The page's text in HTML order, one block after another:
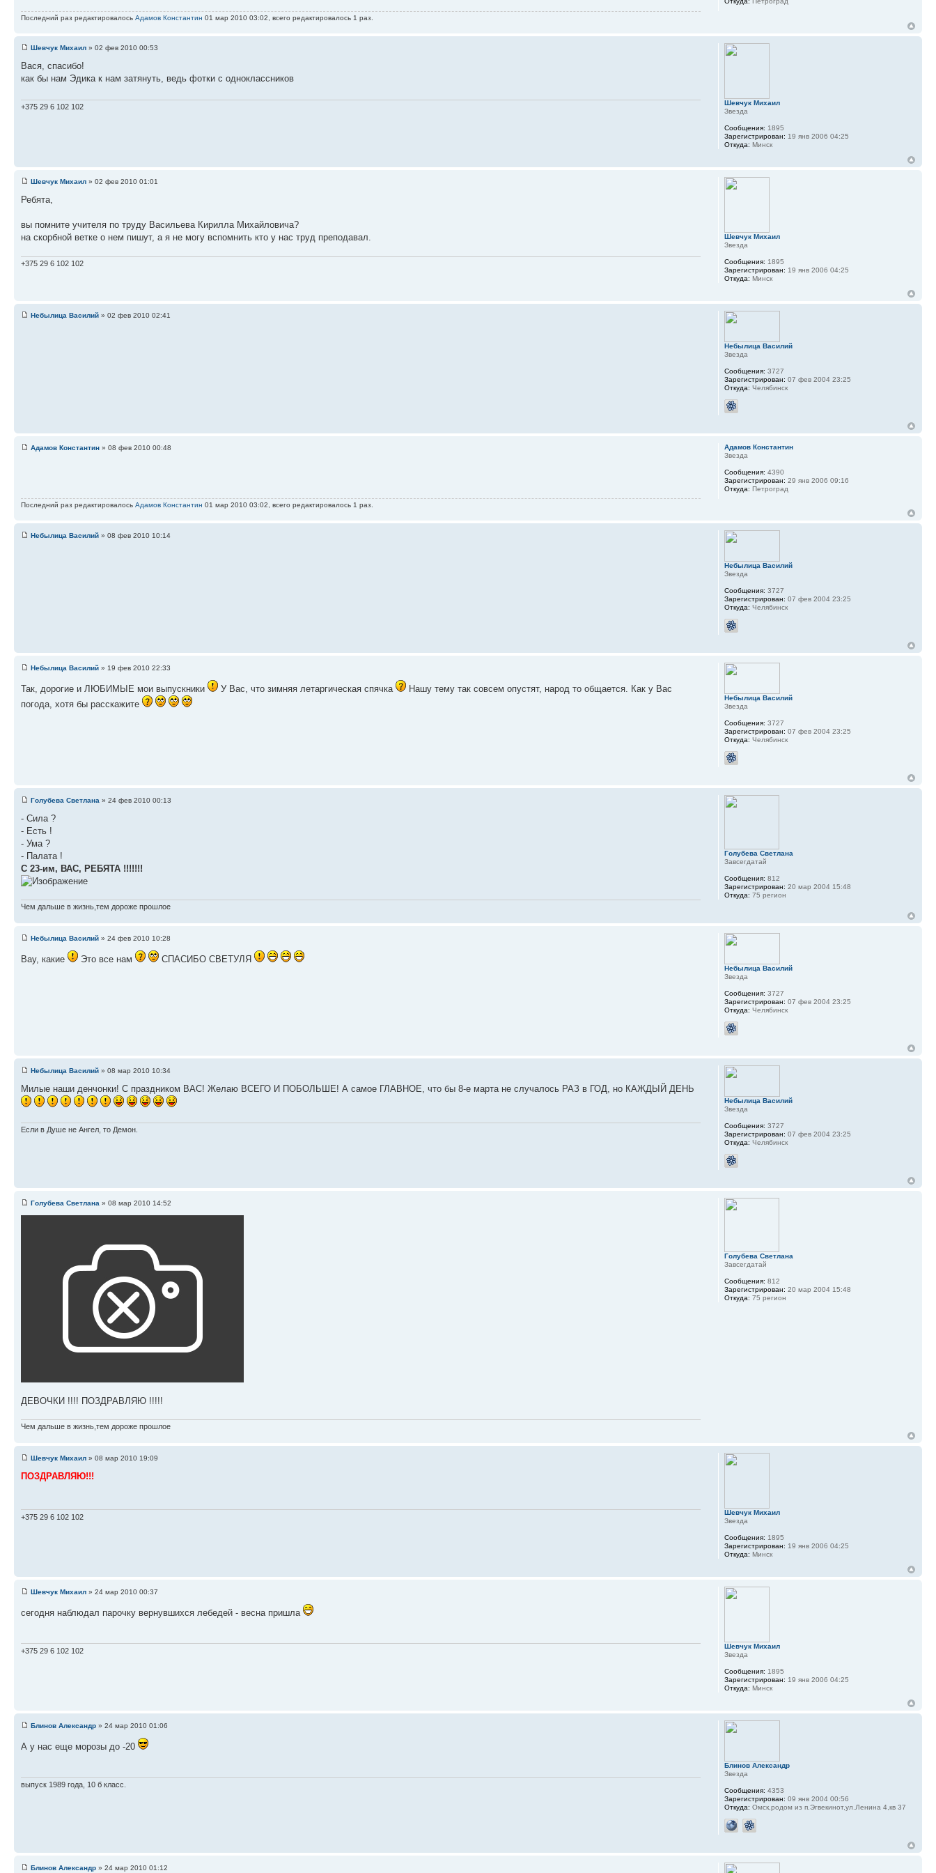
Последний раз редактировалось Адамов Константин 01 мар 2010 03:02, всего редактировалось 1 раз.
Шевчук Михаил » 02 фев 2010 00:53
Вася, спасибо!
как бы нам Эдика к нам затянуть, ведь фотки с одноклассников
+375 29 6 102 102
Шевчук Михаил
Звезда
Сообщения: 1895
Зарегистрирован: 19 янв 2006 04:25
Откуда: Минск
Шевчук Михаил » 02 фев 2010 01:01
Ребята,
вы помните учителя по труду Васильева Кирилла Михайловича?
на скорбной ветке о нем пишут, а я не могу вспомнить кто у нас труд преподавал.
+375 29 6 102 102
Шевчук Михаил
Звезда
Сообщения: 1895
Зарегистрирован: 19 янв 2006 04:25
Откуда: Минск
Небылица Василий » 02 фев 2010 02:41
Небылица Василий
Звезда
Сообщения: 3727
Зарегистрирован: 07 фев 2004 23:25
Откуда: Челябинск
Адамов Константин » 08 фев 2010 00:48
Последний раз редактировалось Адамов Константин 01 мар 2010 03:02, всего редактировалось 1 раз.
Адамов Константин
Звезда
Сообщения: 4390
Зарегистрирован: 29 янв 2006 09:16
Откуда: Петроград
Небылица Василий » 08 фев 2010 10:14
Небылица Василий
Звезда
Сообщения: 3727
Зарегистрирован: 07 фев 2004 23:25
Откуда: Челябинск
Небылица Василий » 19 фев 2010 22:33
Так, дорогие и ЛЮБИМЫЕ мои выпускники У Вас, что зимняя летаргическая спячка
Нашу тему так совсем опустят, народ то общается. Как у Вас
погода, хотя бы расскажите
Небылица Василий
Звезда
Сообщения: 3727
Зарегистрирован: 07 фев 2004 23:25
Откуда: Челябинск
Голубева Светлана » 24 фев 2010 00:13
- Сила ?
- Есть !
- Ума ?
- Палата !
С 23-им, ВАС, РЕБЯТА !!!!!!!
Чем дальше в жизнь,тем дороже прошлое
Голубева Светлана
Завсегдатай
Сообщения: 812
Зарегистрирован: 20 мар 2004 15:48
Откуда: 75 регион
Небылица Василий » 24 фев 2010 10:28
Вау, какие Это все нам СПАСИБО СВЕТУЛЯ
Небылица Василий
Звезда
Сообщения: 3727
Зарегистрирован: 07 фев 2004 23:25
Откуда: Челябинск
Небылица Василий » 08 мар 2010 10:34
Милые наши денчонки! С праздником ВАС! Желаю ВСЕГО И ПОБОЛЬШЕ! А самое ГЛАВНОЕ, что бы 8-е марта не случалось РАЗ в ГОД, но КАЖДЫЙ ДЕНЬ
Если в Душе не Ангел, то Демон.
Небылица Василий
Звезда
Сообщения: 3727
Зарегистрирован: 07 фев 2004 23:25
Откуда: Челябинск
Голубева Светлана » 08 мар 2010 14:52
ДЕВОЧКИ !!!! ПОЗДРАВЛЯЮ !!!!!
Чем дальше в жизнь,тем дороже прошлое
Голубева Светлана
Завсегдатай
Сообщения: 812
Зарегистрирован: 20 мар 2004 15:48
Откуда: 75 регион
Шевчук Михаил » 08 мар 2010 19:09
ПОЗДРАВЛЯЮ!!!
+375 29 6 102 102
Шевчук Михаил
Звезда
Сообщения: 1895
Зарегистрирован: 19 янв 2006 04:25
Откуда: Минск
Шевчук Михаил » 24 мар 2010 00:37
сегодня наблюдал парочку вернувшихся лебедей - весна пришла
+375 29 6 102 102
Шевчук Михаил
Звезда
Сообщения: 1895
Зарегистрирован: 19 янв 2006 04:25
Откуда: Минск
Блинов Александр » 24 мар 2010 01:06
А у нас еще морозы до -20
выпуск 1989 года, 10 б класс.
Блинов Александр
Звезда
Сообщения: 4353
Зарегистрирован: 09 янв 2004 00:56
Откуда: Омск,родом из п.Эгвекинот,ул.Ленина 4,кв 37
Блинов Александр » 24 мар 2010 01:12